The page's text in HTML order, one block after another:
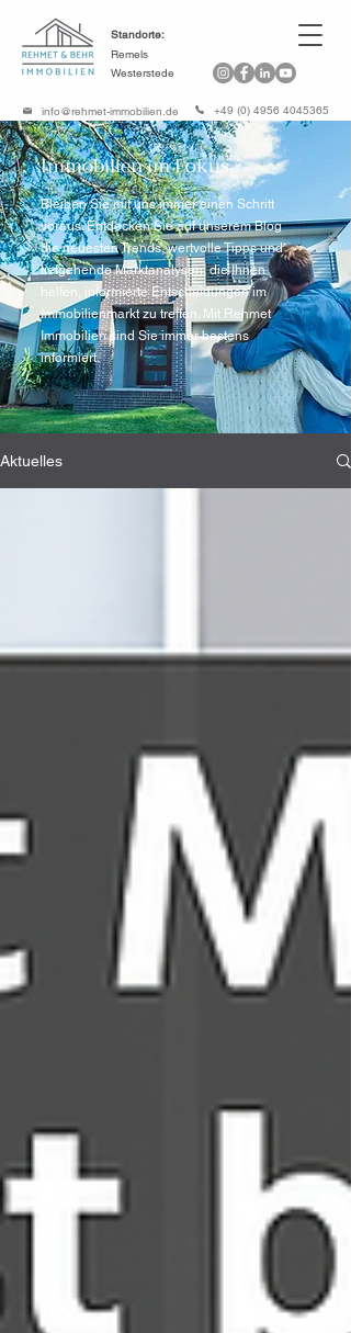
Standorte:
Remels
Westerstede
+49 (0) 4956 4045365
info@rehmet-immobilien.de
Immobilien im Fokus
Bleiben Sie mit uns immer einen Schritt
voraus. Entdecken Sie auf unserem Blog
die neuesten Trends, wertvolle Tipps und
tiefgehende Marktanalysen, die Ihnen
helfen, informierte Entscheidungen im
Immobilienmarkt zu treffen. Mit Rehmet
Immobilien sind Sie immer bestens
informiert.
Aktuelles